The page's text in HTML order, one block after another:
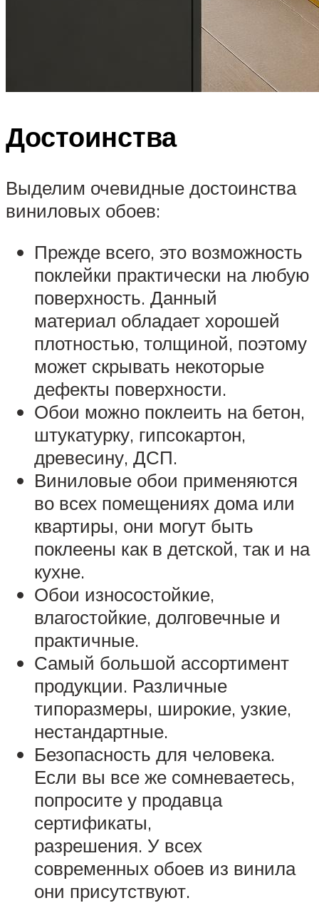
Достоинства
Выделим очевидные достоинства
виниловых обоев:
Прежде всего, это возможность
поклейки практически на любую
поверхность. Данный
материал обладает хорошей
плотностью, толщиной, поэтому
может скрывать некоторые
дефекты поверхности.
Обои можно поклеить на бетон,
штукатурку, гипсокартон,
древесину, ДСП.
Виниловые обои применяются
во всех помещениях дома или
квартиры, они могут быть
поклеены как в детской, так и на
кухне.
Обои износостойкие,
влагостойкие, долговечные и
практичные.
Самый большой ассортимент
продукции. Различные
типоразмеры, широкие, узкие,
нестандартные.
Безопасность для человека.
Если вы все же сомневаетесь,
попросите у продавца
сертификаты,
разрешения. У всех
современных обоев из винила
они присутствуют.